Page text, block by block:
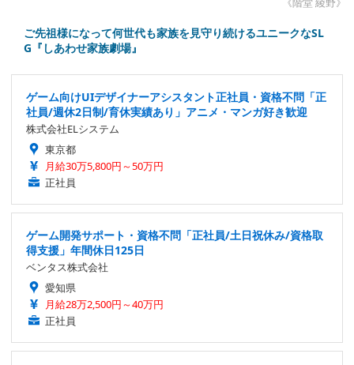
ご先祖様になって何世代も家族を見守り続けるユニークなSL
G『しあわせ家族劇場』
ゲーム向けUIデザイナーアシスタント正社員・資格不問「正
社員/週休2日制/育休実績あり」アニメ・マンガ好き歓迎
株式会社ELシステム
東京都
月給30万5,800円～50万円
正社員
ゲーム開発サポート・資格不問「正社員/土日祝休み/資格取
得支援」年間休日125日
ベンタス株式会社
愛知県
月給28万2,500円～40万円
正社員